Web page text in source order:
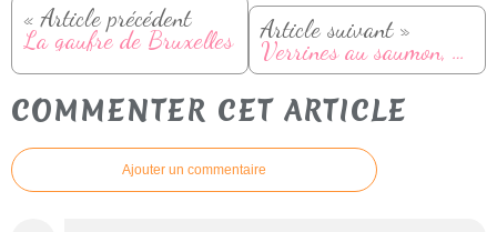
« Article précédent
La gaufre de Bruxelles Article suivant »
Verrines au saumon, avocat et tomate
COMMENTER CET ARTICLE
Ajouter un commentaire